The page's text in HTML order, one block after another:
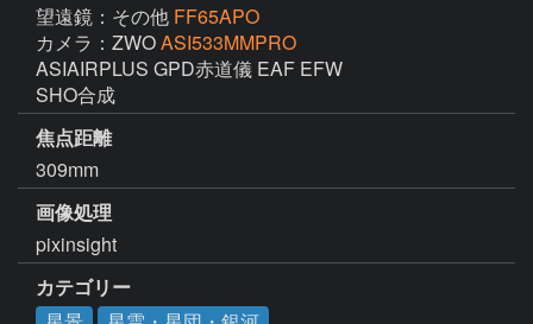
望遠鏡：その他 FF65APO
カメラ：ZWOASI533MMPRO
ASIAIRPLUS GPD赤道儀 EAF EFW
SHO合成
焦点距離
309mm
画像処理
pixinsight
カテゴリー